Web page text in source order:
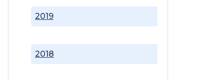
2018
2019